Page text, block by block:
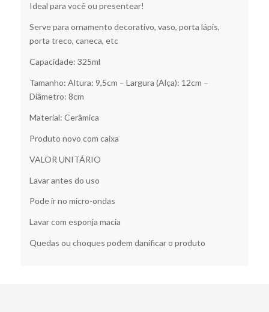
Ideal para você ou presentear!
Serve para ornamento decorativo, vaso, porta lápis,
porta treco, caneca, etc
Capacidade: 325ml
Tamanho: Altura: 9,5cm – Largura (Alça): 12cm –
Diâmetro: 8cm
Material: Cerâmica
Produto novo com caixa
VALOR UNITÁRIO
Lavar antes do uso
Pode ir no micro-ondas
Lavar com esponja macia
Quedas ou choques podem danificar o produto